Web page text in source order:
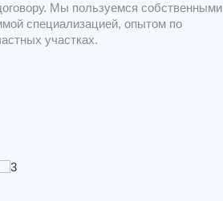
Мы пользуемся собственными
специализацией, опытом по
участках.